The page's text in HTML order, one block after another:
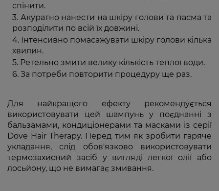
спінити.
Акуратно нанести на шкіру голови та пасма та
розподілити по всій їх довжині.
Інтенсивно помасажувати шкіру голови кілька
хвилин.
Ретельно змити велику кількість теплої води.
За потреби повторити процедуру ще раз.
Для найкращого ефекту рекомендується
використовувати цей шампунь у поєднанні з
бальзамами, кондиціонерами та масками із серії
Dove Hair Therapy. Перед тим як зробити гаряче
укладання, слід обов'язково використовувати
термозахисний засіб у вигляді легкої олії або
лосьйону, що не вимагає змивання.